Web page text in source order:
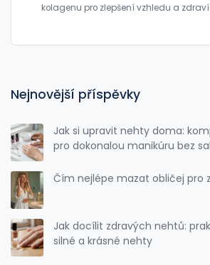
kolagenu pro zlepšení vzhledu a zdraví
Nejnovější příspěvky
Jak si upravit nehty doma:
pro dokonalou manikúru bez
Čím nejlépe mazat obličej pro
Jak docílit zdravých nehtů:
silné a krásné nehty